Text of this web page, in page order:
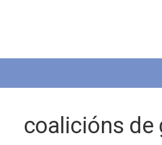
coalicións de